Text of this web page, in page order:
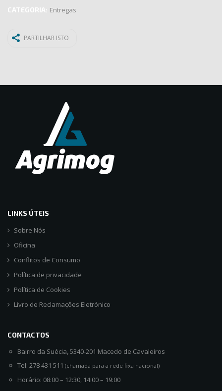
CATEGORIA: Entregas
PARTILHAR ISTO
LINKS ÚTEIS
Sobre Nós
Oficina
Conflitos de Consumo
Política de privacidade
Política de Cookies
Livro de Reclamações Eletrónico
CONTACTOS
Bairro da Suécia, 5340-201 Macedo de Cavaleiros
Tel: 278 431 511 (chamada para a rede fixa nacional)
Horário: 08:00 – 12:30, 14:00 – 19:00